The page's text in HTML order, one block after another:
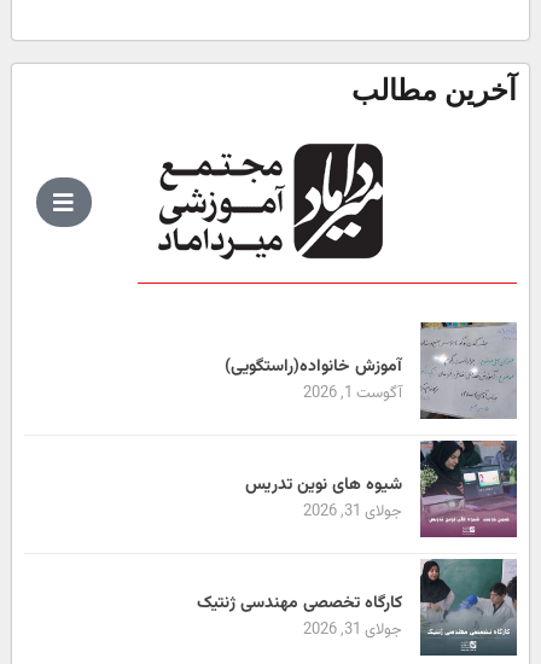
آخرین مطالب
آموزش خانواده(راستگویی)
آگوست 1, 2026
شیوه های نوین تدریس
جولای 31, 2026
کارگاه تخصصی مهندسی ژنتیک
جولای 31, 2026